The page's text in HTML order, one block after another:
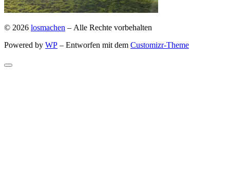
© 2026 losmachen – Alle Rechte vorbehalten
Powered by WP – Entworfen mit dem Customizr-Theme